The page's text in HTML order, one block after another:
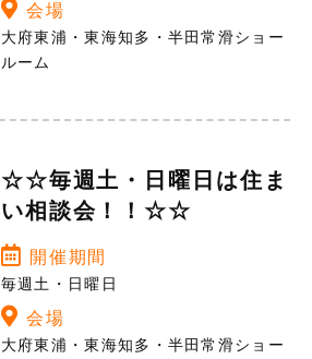
会場
大府東浦・東海知多・半田常滑ショー
ルーム
☆☆毎週土・日曜日は住ま
い相談会！！☆☆
開催期間
毎週土・日曜日
会場
大府東浦・東海知多・半田常滑ショー